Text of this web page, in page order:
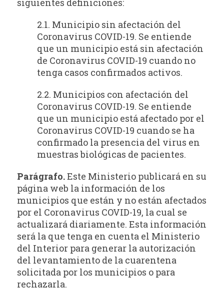
2.1. Municipio sin afectación del
Coronavirus COVID-19. Se entiende
que un municipio está sin afectación
de Coronavirus COVID-19 cuando no
tenga casos confirmados activos.
2.2. Municipios con afectación del
Coronavirus COVID-19. Se entiende
que un municipio está afectado por el
Coronavirus COVID-19 cuando se ha
confirmado la presencia del virus en
muestras biológicas de pacientes.
Parágrafo.Este Ministerio publicará en su
página web la información de los
municipios que están y no están afectados
por el Coronavirus COVID-19, la cual se
actualizará diariamente. Esta información
será la que tenga en cuenta el Ministerio
del Interior para generar la autorización
del levantamiento de la cuarentena
solicitada por los municipios o para
rechazarla.